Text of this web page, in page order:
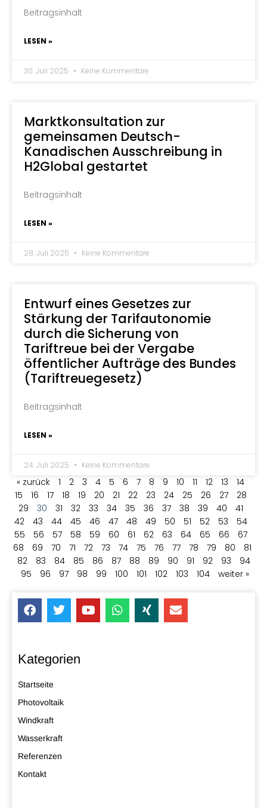
Beitragsinhalt
LESEN »
30. Juli 2025 Keine Kommentare
Marktkonsultation zur
gemeinsamen Deutsch-
Kanadischen Ausschreibung in
H2Global gestartet
Beitragsinhalt
LESEN »
28. Juli 2025 Keine Kommentare
Entwurf eines Gesetzes zur
Stärkung der Tarifautonomie
durch die Sicherung von
Tariftreue bei der Vergabe
öffentlicher Aufträge des Bundes
(Tariftreuegesetz)
Beitragsinhalt
LESEN »
24. Juli 2025 Keine Kommentare
« zurück 1 2 3 4 5 6 7 8 9 10 11 12 13
14
15
16 17 18 19 20 21 22 23 24 25 26 27
28
29
30 31 32 33 34 35 36 37 38 39 40
41
42
43 44 45 46 47 48 49 50 51 52 53
54
55
56 57 58 59 60 61 62 63 64 65 66
67
68
69 70 71 72 73 74 75 76 77 78 79 80
81
82
83 84 85 86 87 88 89 90 91 92 93
94
95
96 97 98 99 100 101 102 103 104 weiter »
Kategorien
Startseite
Photovoltaik
Windkraft
Wasserkraft
Referenzen
Kontakt